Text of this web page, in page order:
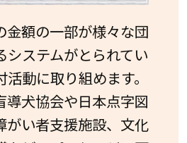
金額の一部が様々な団
システムがとられてい
動に取り組めます。
導犬協会や日本点字図
がい者支援施設、文化